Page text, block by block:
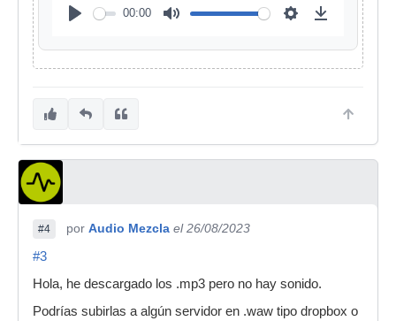
00:00
#4 por Audio Mezcla el 26/08/2023
#3
Hola, he descargado los .mp3 pero no hay sonido.
Podrías subirlas a algún servidor en .waw tipo dropbox o